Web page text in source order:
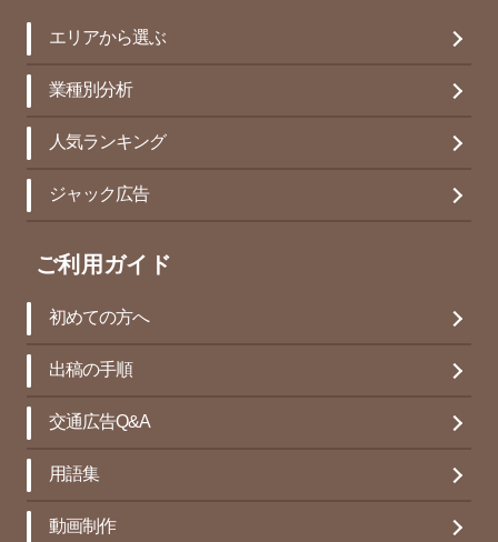
エリアから選ぶ
業種別分析
人気ランキング
ジャック広告
ご利用ガイド
初めての方へ
出稿の手順
交通広告Q&A
用語集
動画制作